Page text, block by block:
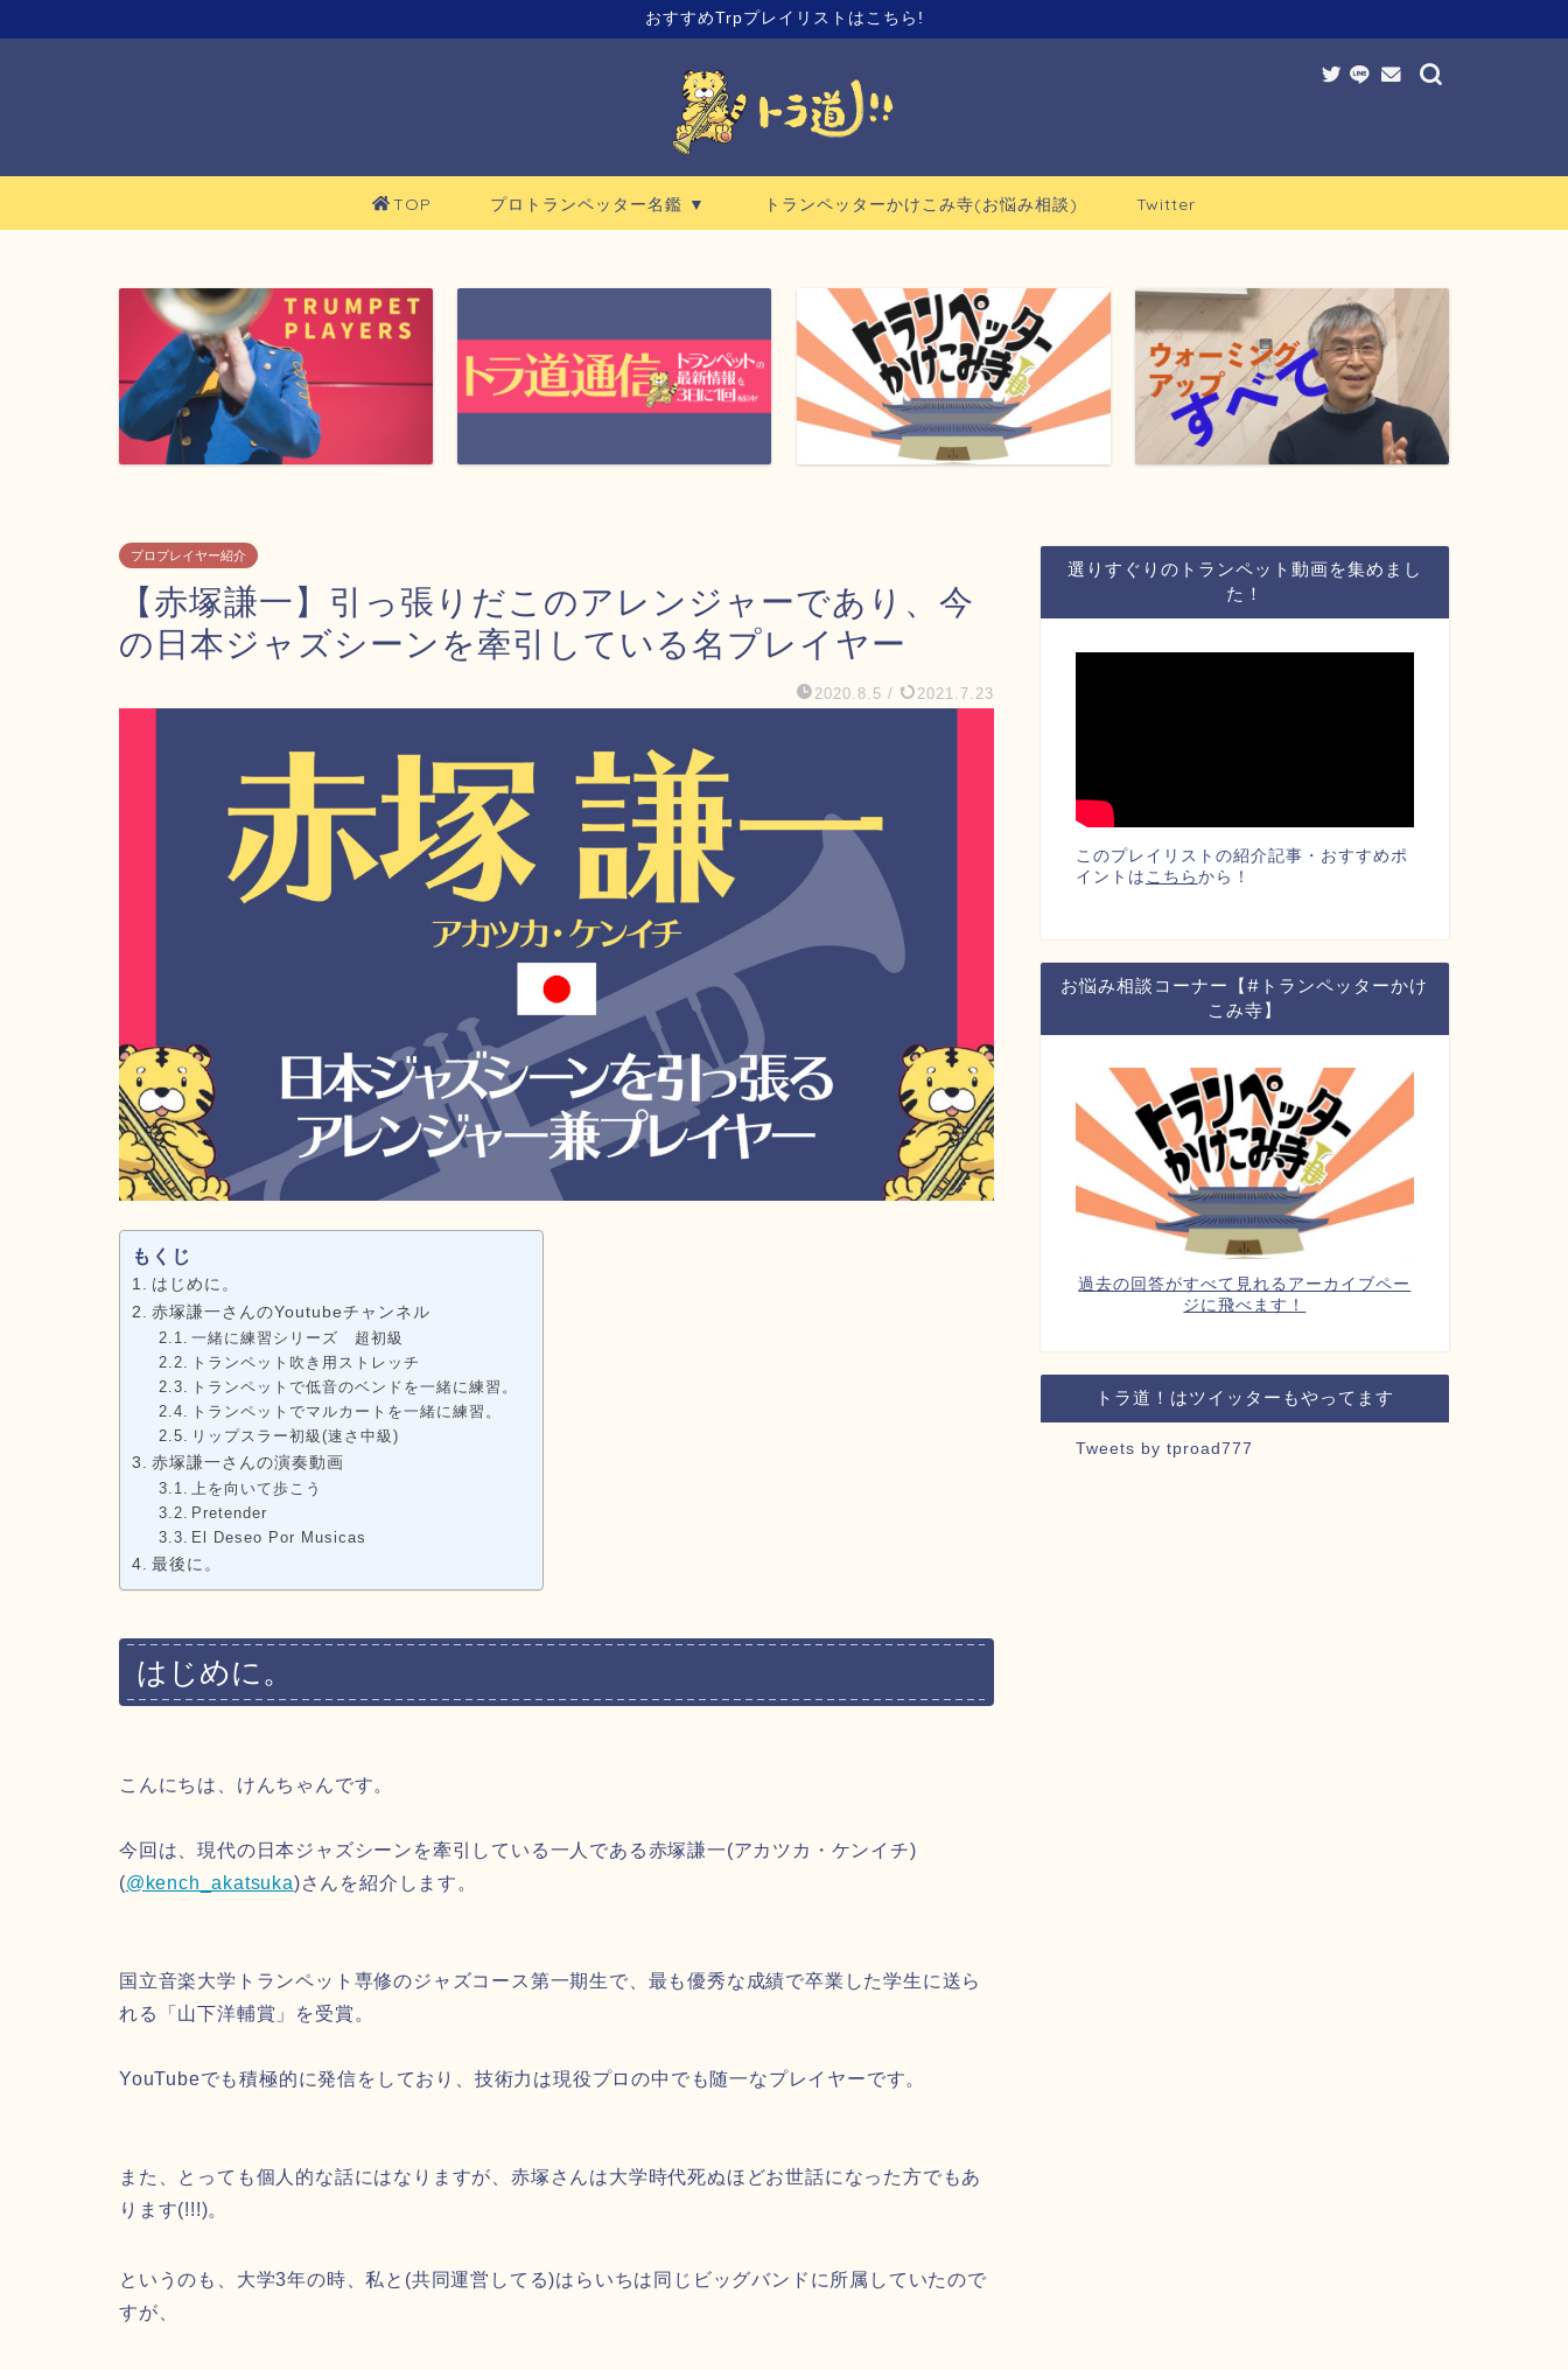
おすすめTrpプレイリストはこちら!
TOP プロトランペッター名鑑 ▼ トランペッターかけこみ寺(お悩み相談) Twitter
プロプレイヤー紹介
【赤塚謙一】引っ張りだこのアレンジャーであり、今
の日本ジャズシーンを牽引している名プレイヤー
2020.8.5 / 2021.7.23
もくじ
はじめに。
赤塚謙一さんのYoutubeチャンネル
一緒に練習シリーズ 超初級
トランペット吹き用ストレッチ
トランペットで低音のベンドを一緒に練習。
トランペットでマルカートを一緒に練習。
リップスラー初級(速さ中級)
赤塚謙一さんの演奏動画
上を向いて歩こう
Pretender
El Deseo Por Musicas
最後に。
はじめに。
こんにちは、けんちゃんです。
今回は、現代の日本ジャズシーンを牽引している一人である赤塚謙一(アカツカ・ケンイチ)
(@kench_akatsuka)さんを紹介します。
国立音楽大学トランペット専修のジャズコース第一期生で、最も優秀な成績で卒業した学生に送ら
れる「山下洋輔賞」を受賞。
YouTubeでも積極的に発信をしており、技術力は現役プロの中でも随一なプレイヤーです。
また、とっても個人的な話にはなりますが、赤塚さんは大学時代死ぬほどお世話になった方でもあ
ります(!!!)。
というのも、大学3年の時、私と(共同運営してる)はらいちは同じビッグバンドに所属していたので
すが、
選りすぐりのトランペット動画を集めまし
た！
このプレイリストの紹介記事・おすすめポ
イントは こちら から！
お悩み相談コーナー【#トランペッターかけ
こみ寺】
過去の回答がすべて見れるアーカイブペー
ジに飛べます！
トラ道！はツイッターもやってます
Tweets by tproad777